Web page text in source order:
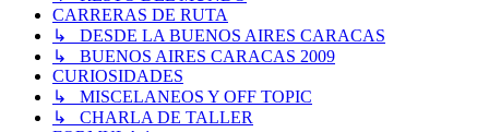
CARRERAS DE RUTA
↳ DESDE LA BUENOS AIRES CARACAS
↳ BUENOS AIRES CARACAS 2009
CURIOSIDADES
↳ MISCELANEOS Y OFF TOPIC
↳ CHARLA DE TALLER